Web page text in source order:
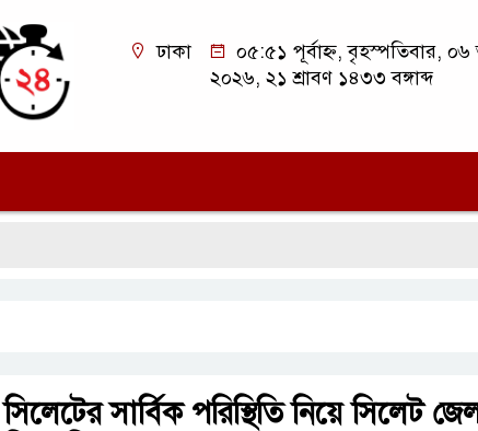
ঢাকা
০৫:৫১ পূর্বাহ্ন, বৃহস্পতিবার, ০৬
২০২৬, ২১ শ্রাবণ ১৪৩৩ বঙ্গাব্দ
সিলেটের সার্বিক পরিস্থিতি নিয়ে সিলেট